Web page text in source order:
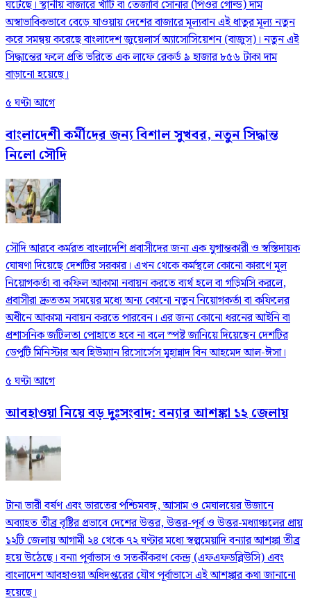
ঘটেছে। স্থানীয় বাজারে খাঁটি বা তেজাবি সোনার (পিওর গোল্ড) দাম
অস্বাভাবিকভাবে বেড়ে যাওয়ায় দেশের বাজারে মূল্যবান এই ধাতুর মূল্য নতুন
করে সমন্বয় করেছে বাংলাদেশ জুয়েলার্স অ্যাসোসিয়েশন (বাজুস)। নতুন এই
সিদ্ধান্তের ফলে প্রতি ভরিতে এক লাফে রেকর্ড ৯ হাজার ৮৫৬ টাকা দাম
বাড়ানো হয়েছে।
৫ ঘণ্টা আগে
বাংলাদেশী কর্মীদের জন্য বিশাল সুখবর, নতুন সিদ্ধান্ত
নিলো সৌদি
সৌদি আরবে কর্মরত বাংলাদেশি প্রবাসীদের জন্য এক যুগান্তকারী ও স্বস্তিদায়ক
ঘোষণা দিয়েছে দেশটির সরকার। এখন থেকে কর্মস্থলে কোনো কারণে মূল
নিয়োগকর্তা বা কফিল আকামা নবায়ন করতে ব্যর্থ হলে বা গড়িমসি করলে,
প্রবাসীরা দ্রুততম সময়ের মধ্যে অন্য কোনো নতুন নিয়োগকর্তা বা কফিলের
অধীনে আকামা নবায়ন করতে পারবেন। এর জন্য কোনো ধরনের আইনি বা
প্রশাসনিক জটিলতা পোহাতে হবে না বলে স্পষ্ট জানিয়ে দিয়েছেন দেশটির
ডেপুটি মিনিস্টার অব হিউম্যান রিসোর্সেস মুহান্নাদ বিন আহমেদ আল-ঈসা।
৫ ঘণ্টা আগে
আবহাওয়া নিয়ে বড় দুঃসংবাদ: বন্যার আশঙ্কা ১২ জেলায়
টানা ভারী বর্ষণ এবং ভারতের পশ্চিমবঙ্গ, আসাম ও মেঘালয়ের উজানে
অব্যাহত তীব্র বৃষ্টির প্রভাবে দেশের উত্তর, উত্তর-পূর্ব ও উত্তর-মধ্যাঞ্চলের প্রায়
১২টি জেলায় আগামী ২৪ থেকে ৭২ ঘণ্টার মধ্যে স্বল্পমেয়াদি বন্যার আশঙ্কা তীব্র
হয়ে উঠেছে। বন্যা পূর্বাভাস ও সতর্কীকরণ কেন্দ্র (এফএফডব্লিউসি) এবং
বাংলাদেশ আবহাওয়া অধিদপ্তরের যৌথ পূর্বাভাসে এই আশঙ্কার কথা জানানো
হয়েছে।